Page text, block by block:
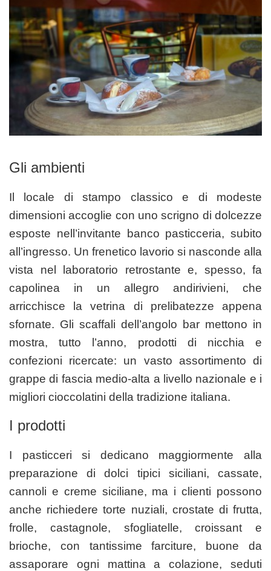
Gli ambienti
Il locale di stampo classico e di modeste
dimensioni accoglie con uno scrigno di dolcezze
esposte nell’invitante banco pasticceria, subito
all’ingresso. Un frenetico lavorio si nasconde alla
vista nel laboratorio retrostante e, spesso, fa
capolinea in un allegro andirivieni, che
arricchisce la vetrina di prelibatezze appena
sfornate. Gli scaffali dell’angolo bar mettono in
mostra, tutto l’anno, prodotti di nicchia e
confezioni ricercate: un vasto assortimento di
grappe di fascia medio-alta a livello nazionale e i
migliori cioccolatini della tradizione italiana.
I prodotti
I pasticceri si dedicano maggiormente alla
preparazione di dolci tipici siciliani, cassate,
cannoli e creme siciliane, ma i clienti possono
anche richiedere torte nuziali, crostate di frutta,
frolle, castagnole, sfogliatelle, croissant e
brioche, con tantissime farciture, buone da
assaporare ogni mattina a colazione, seduti